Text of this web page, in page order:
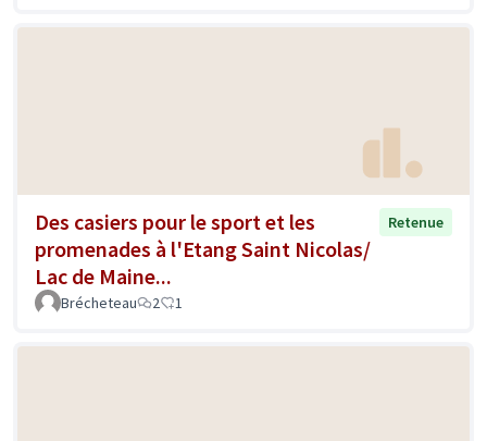
Des casiers pour le sport et les
promenades à l'Etang Saint Nicolas/
Lac de Maine...
Retenue
Brécheteau 2 1